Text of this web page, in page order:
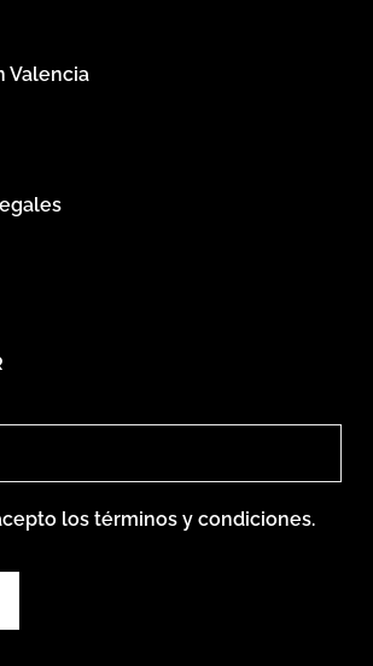
Valencia
los términos y condiciones.